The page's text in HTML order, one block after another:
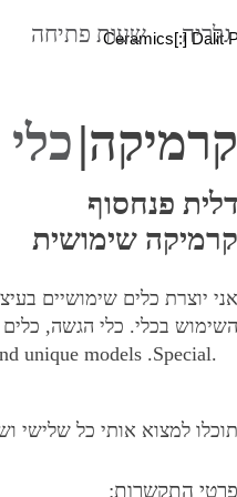
גלריה שעות פתיחה Dalit
קרמיקה|
דלית פנחסוף
קרמיקה שימושית
אני יוצרת כלים שימושיים
השימוש בכלי. כלי הגשה,
unique models .Special
תוכלו למצוא אותי כל שלישי
פרטי התקשרות: